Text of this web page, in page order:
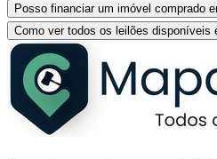
Posso financiar um imóvel comprado
Como ver todos os leilões disponíveis